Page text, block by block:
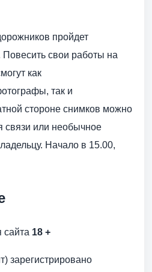
пройдет
свои работы на
как
так и
стороне снимков можно
связи или необычное
Начало в 15.00,
сайта 18 +
зарегистрировано